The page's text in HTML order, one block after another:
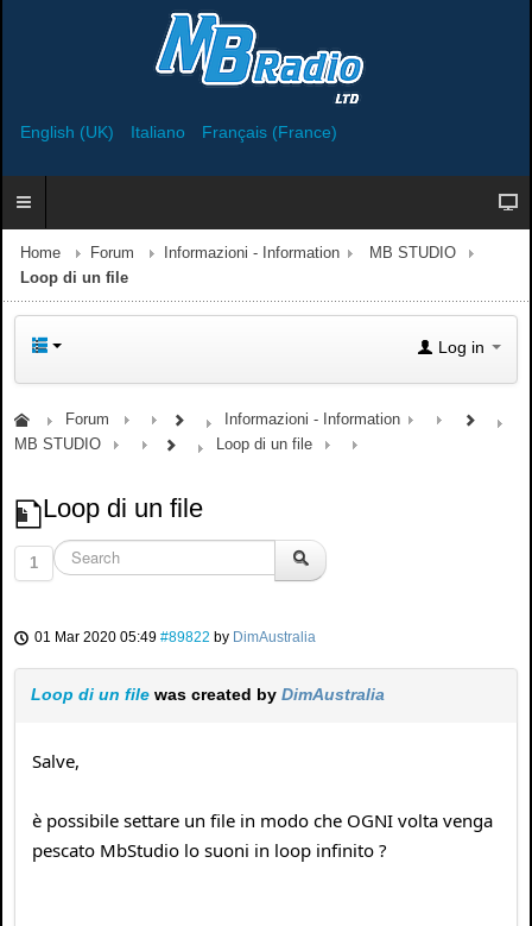
English (UK) Italiano Français (France)
Home Forum Informazioni - Information
MB STUDIO
Loop di un file
Log in
Forum
Informazioni - Information
MB STUDIO
Loop di un file
Loop di un file
1
01 Mar 2020 05:49 #89822 by DimAustralia
Loop di un file was created by DimAustralia
Salve,
è possibile settare un file in modo che OGNI volta venga
pescato MbStudio lo suoni in loop infinito ?